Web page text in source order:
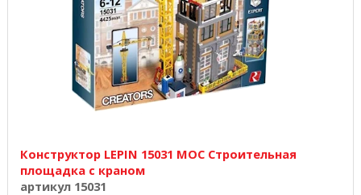
Конструктор LEPIN 15031 MOC Строительная
площадка с краном
артикул 15031